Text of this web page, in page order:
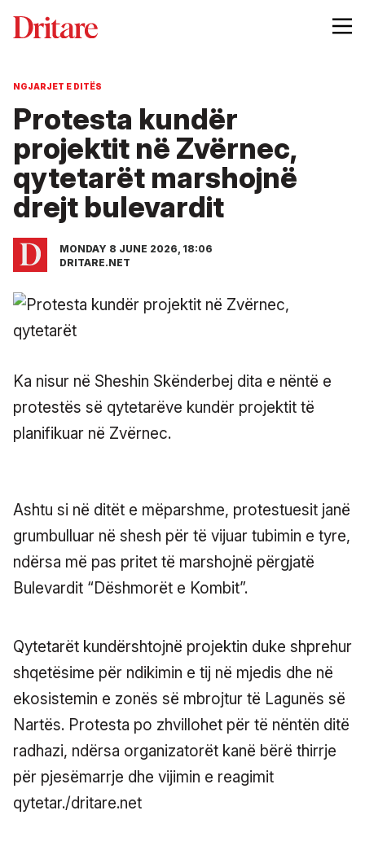
NGJARJET E DITËS
Protesta kundër
projektit në Zvërnec,
qytetarët marshojnë
drejt bulevardit
MONDAY 8 JUNE 2026, 18:06
DRITARE.NET
Ka nisur në Sheshin Skënderbej dita e nëntë e
protestës së qytetarëve kundër projektit të
planifikuar në Zvërnec.
Ashtu si në ditët e mëparshme, protestuesit janë
grumbulluar në shesh për të vijuar tubimin e tyre,
ndërsa më pas pritet të marshojnë përgjatë
Bulevardit “Dëshmorët e Kombit”.
Qytetarët kundërshtojnë projektin duke shprehur
shqetësime për ndikimin e tij në mjedis dhe në
ekosistemin e zonës së mbrojtur të Lagunës së
Nartës. Protesta po zhvillohet për të nëntën ditë
radhazi, ndërsa organizatorët kanë bërë thirrje
për pjesëmarrje dhe vijimin e reagimit
qytetar./dritare.net